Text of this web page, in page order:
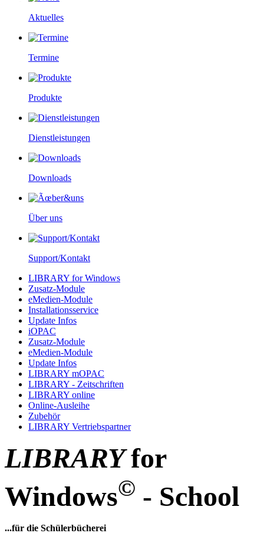
Aktuelles
Termine
Produkte
Dienstleistungen
Downloads
Über uns
Support/Kontakt
LIBRARY for Windows
Zusatz-Module
eMedien-Module
Installationsservice
Update Infos
iOPAC
Zusatz-Module
eMedien-Module
Update Infos
LIBRARY mOPAC
LIBRARY - Zeitschriften
LIBRARY online
Online-Ausleihe
Zubehör
LIBRARY Vertriebspartner
LIBRARYfor
Windows© - School
...für die Schülerbücherei